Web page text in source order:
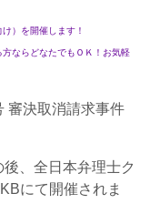
け）を開催します！
ならどなたでもＯＫ！お気軽
審決取消請求事件
、全日本弁理士ク
にて開催されま